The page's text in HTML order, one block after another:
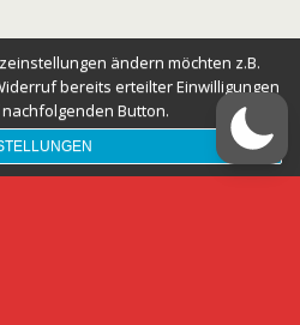
Seitenanfang
Desktop
ändern möchten z.B.
bereits erteilter Einwilligungen
Button.